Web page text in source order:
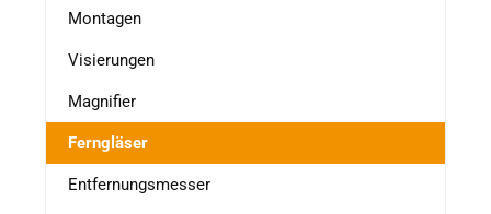
Montagen
Visierungen
Magnifier
Ferngläser
Entfernungsmesser